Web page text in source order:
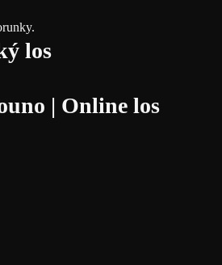
los
| Online los